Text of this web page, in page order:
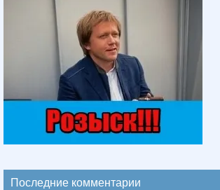
Последние комментарии